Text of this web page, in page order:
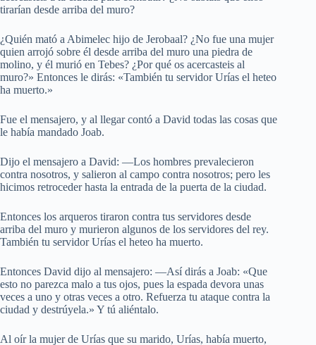
tirarían desde arriba del muro?
¿Quién mató a Abimelec hijo de Jerobaal? ¿No fue una mujer
quien arrojó sobre él desde arriba del muro una piedra de
molino, y él murió en Tebes? ¿Por qué os acercasteis al
muro?» Entonces le dirás: «También tu servidor Urías el heteo
ha muerto.»
Fue el mensajero, y al llegar contó a David todas las cosas que
le había mandado Joab.
Dijo el mensajero a David: —Los hombres prevalecieron
contra nosotros, y salieron al campo contra nosotros; pero les
hicimos retroceder hasta la entrada de la puerta de la ciudad.
Entonces los arqueros tiraron contra tus servidores desde
arriba del muro y murieron algunos de los servidores del rey.
También tu servidor Urías el heteo ha muerto.
Entonces David dijo al mensajero: —Así dirás a Joab: «Que
esto no parezca malo a tus ojos, pues la espada devora unas
veces a uno y otras veces a otro. Refuerza tu ataque contra la
ciudad y destrúyela.» Y tú aliéntalo.
Al oír la mujer de Urías que su marido, Urías, había muerto,